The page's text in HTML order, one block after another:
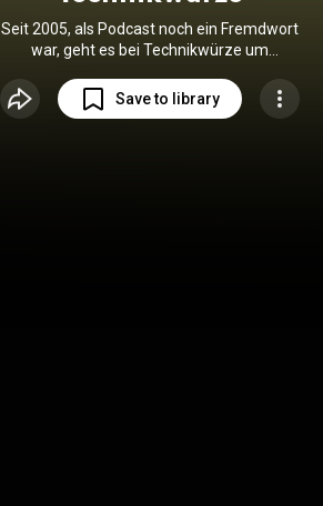
Seit 2005, als Podcast noch ein Fremdwort
war, geht es bei Technikwürze um
KI. David Eiken und Stefan Nitzsche
sprechen über Werkzeuge, Techniken und
Save to library